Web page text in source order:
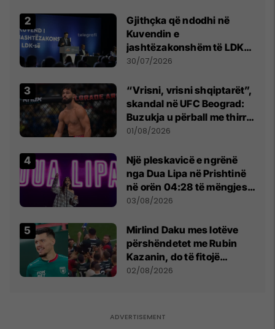
Gjithçka që ndodhi në
Kuvendin e
jashtëzakonshëm të LDK-
së
30/07/2026
“Vrisni, vrisni shqiptarët”,
skandal në UFC Beograd:
Buzukja u përball me thirrje
anti-shqiptare nga
01/08/2026
Një pleskavicë e ngrënë
nga Dua Lipa në Prishtinë
në orën 04:28 të mëngjesit
- dhe bota digjitale serbe
03/08/2026
Mirlind Daku mes lotëve
përshëndetet me Rubin
Kazanin, do të fitojë
miliona te Spartak Moska
02/08/2026